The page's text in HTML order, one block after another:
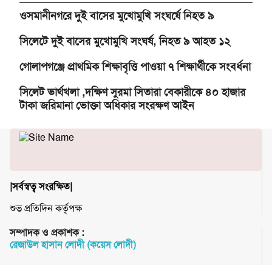
ওসমানীনগরে দুই বাসের মুখোমুখি সংঘর্ষে নিহত ৯
সিলেটে দুই বাসের মুখোমুখি সংঘর্ষ, নিহত ৯ আহত ১২
গোলাপগঞ্জে প্রাথমিক শিক্ষাবৃত্তি পাওয়া ৭ শিক্ষার্থীকে সংবর্ধনা
সিলেট ভার্থখলা ,দক্ষিণ সুরমা সিতারা বেকারীকে ৪০ হাজার
টাকা জরিমানা ভোক্তা অধিকার সংরক্ষণ আইন
|সর্বস্বত্ব সংরক্ষিত|
শুভ প্রতিদিন কর্তৃপক্ষ
সম্পাদক ও প্রকাশক :
রেজাউল হাসান লোদী (কয়েস লোদী)